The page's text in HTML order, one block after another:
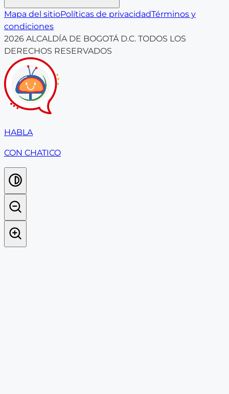
Mapa del sitioPolíticas de privacidadTérminos y
condiciones
2026 ALCALDÍA DE BOGOTÁ D.C. TODOS LOS
DERECHOS RESERVADOS
HABLA
CON CHATICO